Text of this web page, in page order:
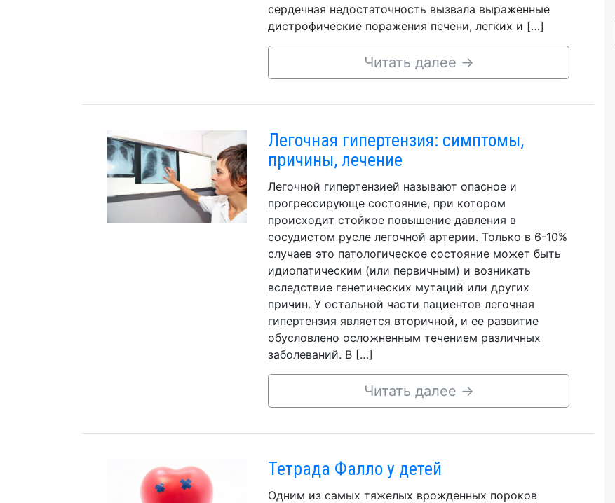
сердечная недостаточность вызвала выраженные
дистрофические поражения печени, легких и […]
Читать далее →
Легочная гипертензия: симптомы,
причины, лечение
Легочной гипертензией называют опасное и
прогрессирующе состояние, при котором
происходит стойкое повышение давления в
сосудистом русле легочной артерии. Только в 6-10%
случаев это патологическое состояние может быть
идиопатическим (или первичным) и возникать
вследствие генетических мутаций или других
причин. У остальной части пациентов легочная
гипертензия является вторичной, и ее развитие
обусловлено осложненным течением различных
заболеваний. В […]
Читать далее →
Тетрада Фалло у детей
Одним из самых тяжелых врожденных пороков